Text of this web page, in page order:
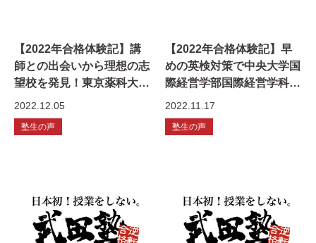
【2022年合格体験記】講
師との出会いから理想の志
望校を発見！東京薬科大学
生命科学部生命医科学科に
特待生合格
2022.12.05
塾生の声
【2022年合格体験記】早
めの英検対策で中央大学国
際経営学部国際経営学科に
総合入試合格
2022.11.17
塾生の声